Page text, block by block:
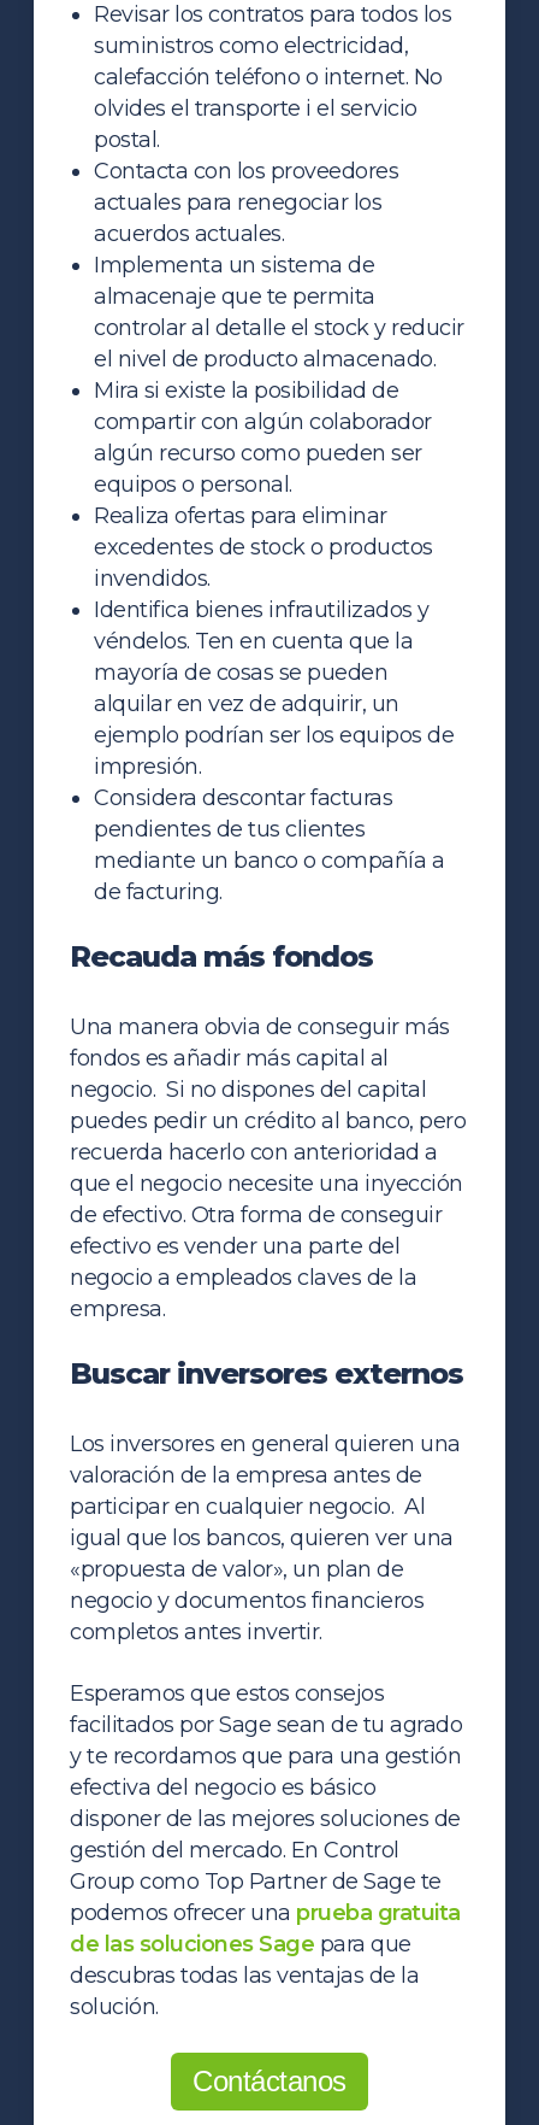
Revisar los contratos para todos los
suministros como electricidad,
calefacción teléfono o internet. No
olvides el transporte i el servicio
postal.
Contacta con los proveedores
actuales para renegociar los
acuerdos actuales.
Implementa un sistema de
almacenaje que te permita
controlar al detalle el stock y reducir
el nivel de producto almacenado.
Mira si existe la posibilidad de
compartir con algún colaborador
algún recurso como pueden ser
equipos o personal.
Realiza ofertas para eliminar
excedentes de stock o productos
invendidos.
Identifica bienes infrautilizados y
véndelos. Ten en cuenta que la
mayoría de cosas se pueden
alquilar en vez de adquirir, un
ejemplo podrían ser los equipos de
impresión.
Considera descontar facturas
pendientes de tus clientes
mediante un banco o compañía a
de facturing.
Recauda más fondos
Una manera obvia de conseguir más
fondos es añadir más capital al
negocio. Si no dispones del capital
puedes pedir un crédito al banco, pero
recuerda hacerlo con anterioridad a
que el negocio necesite una inyección
de efectivo. Otra forma de conseguir
efectivo es vender una parte del
negocio a empleados claves de la
empresa.
Buscar inversores externos
Los inversores en general quieren una
valoración de la empresa antes de
participar en cualquier negocio. Al
igual que los bancos, quieren ver una
«propuesta de valor», un plan de
negocio y documentos financieros
completos antes invertir.
Esperamos que estos consejos
facilitados por Sage sean de tu agrado
y te recordamos que para una gestión
efectiva del negocio es básico
disponer de las mejores soluciones de
gestión del mercado. En Control
Group como Top Partner de Sage te
podemos ofrecer una prueba gratuita
de las soluciones Sage para que
descubras todas las ventajas de la
solución.
Contáctanos